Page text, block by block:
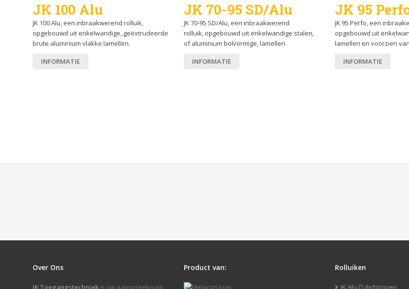
JK 100 Alu
JK 100 Alu, een inbraakwerend rolluik,
opgebouwd uit enkelwandige, geëxtrudeerde
brute aluminium vlakke lamellen.
INFORMATIE
JK 70-95 SD/Alu
JK 70-95 SD/Alu, een inbraakwerend
rolluik, opgebouwd uit enkelwandige stalen,
of aluminium bolvormige, lamellen.
INFORMATIE
JK 95
JK 95 Perfo, een
opgebouwd uit
lamellen en voorzien
INFORMATIE
Over Ons
JK Toegangstechniek is uw aanspreekpunt
Product van: Rolluiken
JK Alu Q dicht/open